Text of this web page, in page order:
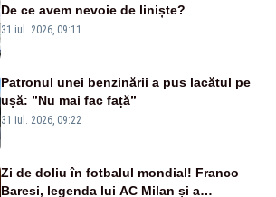
De ce avem nevoie de liniște?
31 iul. 2026, 09:11
Patronul unei benzinării a pus lacătul pe
ușă: ”Nu mai fac față”
31 iul. 2026, 09:22
Zi de doliu în fotbalul mondial! Franco
Baresi, legenda lui AC Milan și a